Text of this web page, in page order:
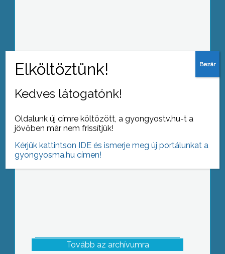
Idén is több száz roma látogatott el
cigánybúcsúra
Tovább az archívumra
Kedves látogatónk!
Oldalunk új címre költözött, a gyongyostv.hu-t a
jövőben már nem frissítjük!
Kérjük kattintson IDE és ismerje meg új portálunkat a
gyongyosma.hu címen!